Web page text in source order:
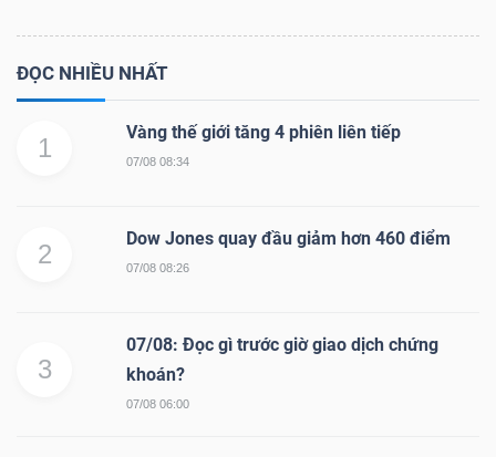
ĐỌC NHIỀU NHẤT
1
Vàng thế giới tăng 4 phiên liên tiếp
07/08 08:34
2
Dow Jones quay đầu giảm hơn 460 điểm
07/08 08:26
3
07/08: Đọc gì trước giờ giao dịch chứng
khoán?
07/08 06:00